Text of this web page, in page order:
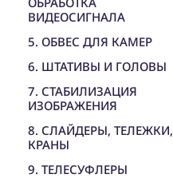
ВИДЕОСИГНАЛА
5. ОБВЕС ДЛЯ КАМЕР
6. ШТАТИВЫ И ГОЛОВЫ
7. СТАБИЛИЗАЦИЯ
ИЗОБРАЖЕНИЯ
8. СЛАЙДЕРЫ, ТЕЛЕЖКИ,
КРАНЫ
9. ТЕЛЕСУФЛЕРЫ